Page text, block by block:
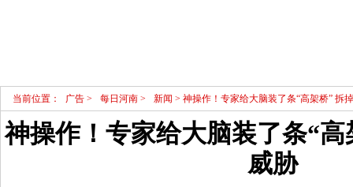
当前位置： 广告 > 每日河南 > 新闻 > 神操作！专家给大脑装了条“高架桥” 拆
神操作！专家给大脑装了条“
威胁